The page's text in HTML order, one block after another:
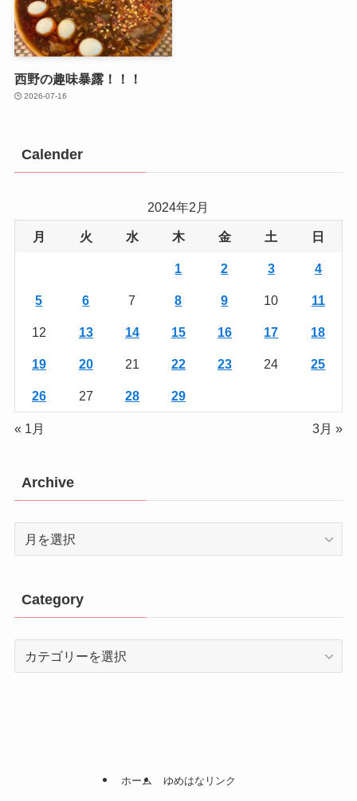
西野の趣味暴露！！！
2026-07-16
Calender
2024年2月
月 火 水 木 金 土 日
1 2 3 4
5 6 7 8 9 10 11
12 13 14 15 16 17 18
19 20 21 22 23 24 25
26 27 28 29
« 1月 3月 »
Archive
Archive
Category
Category
ホーム ゆめはなリンク